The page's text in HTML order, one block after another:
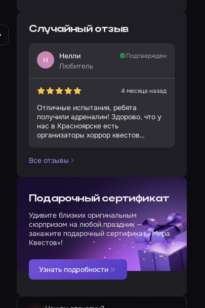
Случайный отзыв
Н
Нелли
Любитель
Подтвержден
4 месяца назад
Отличные испытания, ребята
получили адреналин! Здорово, что у
нас в Красноярске есть
организаторы хоррор квестов…
Все отзывы
Подарочный сертификат
Удивите близких оригинальным
сюрпризом на любой праздник —
закажите подарочный сертификат «Мира
Квестов»!
Узнать подробности